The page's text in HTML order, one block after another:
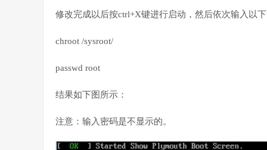
修改完成以后按ctrl+X键进行启动，然后依次输入以
chroot /sysroot/
passwd root
结果如下图所示：
注意：输入密码是不显示的。